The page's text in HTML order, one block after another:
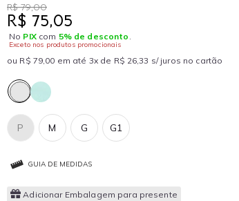
R$ 79,00
R$ 75,05
No PIXcom 5% de desconto .
Exceto nos produtos promocionais
ou R$ 79,00 em até 3x de R$ 26,33 s/ juros no cartão
G G1
M
P
GUIA DE MEDIDAS
Adicionar Embalagem para presente